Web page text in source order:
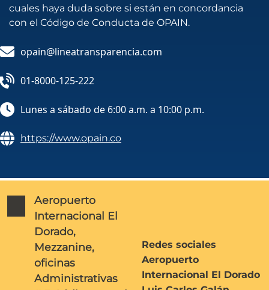
cuales haya duda sobre si están en concordancia
con el Código de Conducta de OPAIN.
opain@lineatransparencia.com
01-8000-125-222
Lunes a sábado de 6:00 a.m. a 10:00 p.m.
https://www.opain.co
Aeropuerto
Internacional El
Dorado,
Mezzanine,
oficinas
Administrativas
Redes sociales
Aeropuerto
Internacional El Dorado